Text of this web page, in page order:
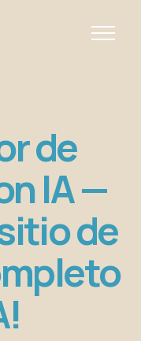
de
IA —
de